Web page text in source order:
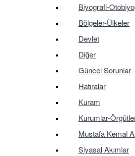
Biyografi-
Bölgeler-Ülkeler
Devlet
Diğer
Güncel Sorunlar
Hatıralar
Kuram
Kurumlar-
Mustafa Kemal
Siyasal Akımlar